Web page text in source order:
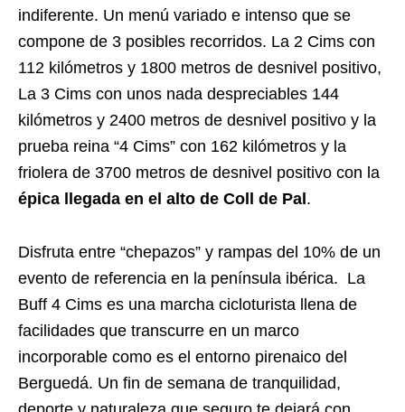
indiferente. Un menú variado e intenso que se
compone de 3 posibles recorridos. La 2 Cims con
112 kilómetros y 1800 metros de desnivel positivo,
La 3 Cims con unos nada despreciables 144
kilómetros y 2400 metros de desnivel positivo y la
prueba reina “4 Cims” con 162 kilómetros y la
friolera de 3700 metros de desnivel positivo con la
épica llegada en el alto de Coll de Pal .
Disfruta entre “chepazos” y rampas del 10% de un
evento de referencia en la península ibérica. La
Buff 4 Cims es una marcha cicloturista llena de
facilidades que transcurre en un marco
incorporable como es el entorno pirenaico del
Berguedá. Un fin de semana de tranquilidad,